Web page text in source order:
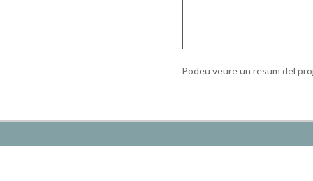
Podeu veure un resum del